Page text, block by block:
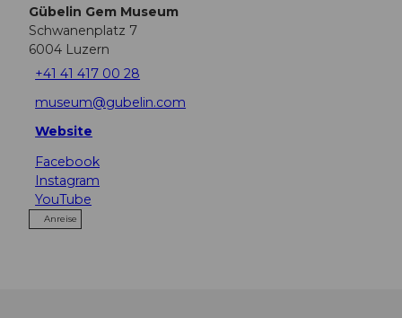
Gübelin Gem Museum
Schwanenplatz 7
6004 Luzern
+41 41 417 00 28
museum@gubelin.com
Website
Facebook
Instagram
YouTube
Anreise